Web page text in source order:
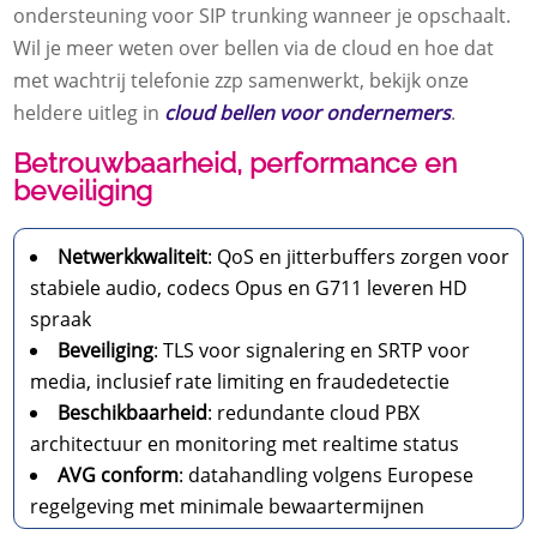
ondersteuning voor SIP trunking wanneer je opschaalt.​
Wil je meer weten over bellen via de cloud en hoe dat
met wachtrij telefonie zzp samenwerkt, bekijk onze
heldere uitleg in cloud bellen voor ondernemers.​
Betrouwbaarheid, performance en
beveiliging
Netwerkkwaliteit: QoS en jitterbuffers zorgen voor
stabiele audio, codecs Opus en G711 leveren HD
spraak
Beveiliging: TLS voor signalering en SRTP voor
media, inclusief rate limiting en fraudedetectie
Beschikbaarheid: redundante cloud PBX
architectuur en monitoring met realtime status
AVG conform: datahandling volgens Europese
regelgeving met minimale bewaartermijnen